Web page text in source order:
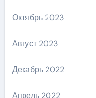
Октябрь 2023
Август 2023
Декабрь 2022
Апрель 2022